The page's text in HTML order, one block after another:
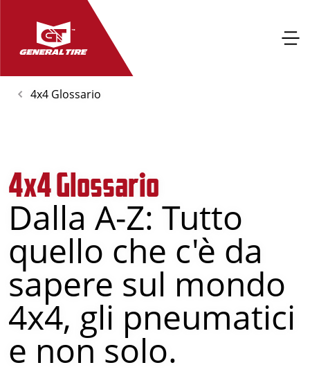
4x4 Glossario
4x4 Glossario
Dalla A-Z: Tutto
quello che c'è da
sapere sul mondo
4x4, gli pneumatici
e non solo.